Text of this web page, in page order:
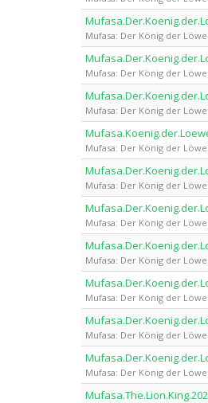
Mufasa: Der König der
Mufasa: Der König der
Mufasa: Der König der
Mufasa: Der König der
Mufasa: Der König der
Mufasa: Der König der
Mufasa: Der König der
Mufasa: Der König der
Mufasa: Der König der
Mufasa: Der König der